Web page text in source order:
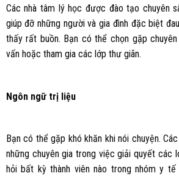
Các nhà tâm lý học được đào tạo chuyên
giúp đỡ những người và gia đình đặc biệt
thấy rất buồn. Bạn có thể chọn gặp
vấn hoặc tham gia các lớp thư giãn.
Ngôn ngữ trị liệu
Bạn có thể gặp khó khăn khi nói chuyện.
những chuyên gia trong việc giải quyết các
hỏi bất kỳ thành viên nào trong nhóm y